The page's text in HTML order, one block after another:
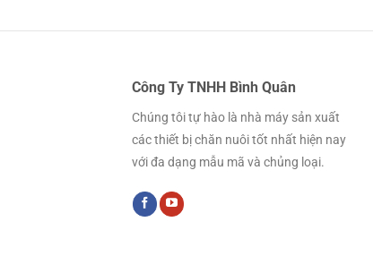
Công Ty TNHH Bình Quân
Chúng tôi tự hào là nhà máy sản xuất
các thiết bị chăn nuôi tốt nhất hiện nay
với đa dạng mẫu mã và chủng loại.